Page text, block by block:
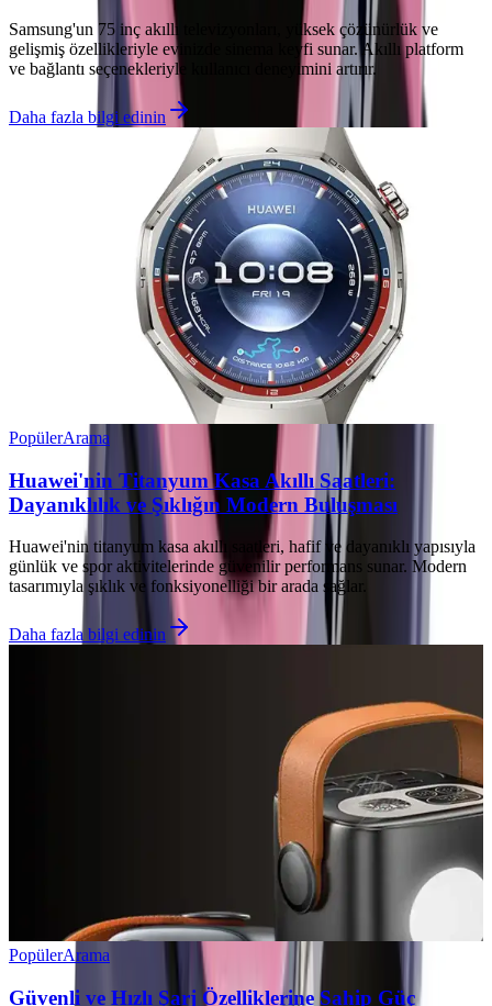
Samsung'un 75 inç akıllı televizyonları, yüksek çözünürlük ve
gelişmiş özellikleriyle evinizde sinema keyfi sunar. Akıllı platform
ve bağlantı seçenekleriyle kullanıcı deneyimini artırır.
Daha fazla bilgi edinin
PopülerArama
Huawei'nin Titanyum Kasa Akıllı Saatleri:
Dayanıklılık ve Şıklığın Modern Buluşması
Huawei'nin titanyum kasa akıllı saatleri, hafif ve dayanıklı yapısıyla
günlük ve spor aktivitelerinde güvenilir performans sunar. Modern
tasarımıyla şıklık ve fonksiyonelliği bir arada sağlar.
Daha fazla bilgi edinin
PopülerArama
Güvenli ve Hızlı Şarj Özelliklerine Sahip Güç